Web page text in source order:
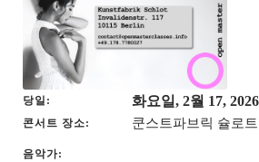
당일 화요일, 2월 17, 2026
콘서트 장소 쿤스트파브릭 슐로
음악가: